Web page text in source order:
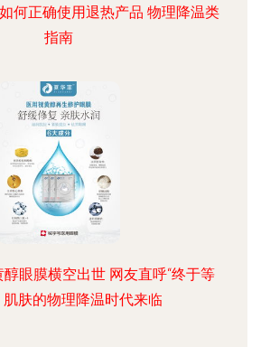
何正确使用退热产品 物理降温类
指南
眼膜横空出世 网友直呼“终于等
肌肤的物理降温时代来临